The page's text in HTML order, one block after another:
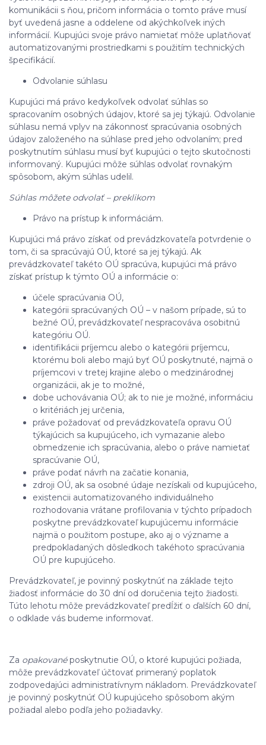
komunikácii s ňou, pričom informácia o tomto práve musí
byť uvedená jasne a oddelene od akýchkoľvek iných
informácií. Kupujúci svoje právo namietať môže uplatňovať
automatizovanými prostriedkami s použitím technických
špecifikácií.
Odvolanie súhlasu
Kupujúci má právo kedykoľvek odvolať súhlas so
spracovaním osobných údajov, ktoré sa jej týkajú. Odvolanie
súhlasu nemá vplyv na zákonnosť spracúvania osobných
údajov založeného na súhlase pred jeho odvolaním; pred
poskytnutím súhlasu musí byť kupujúci o tejto skutočnosti
informovaný. Kupujúci môže súhlas odvolať rovnakým
spôsobom, akým súhlas udelil.
Súhlas môžete odvolať – preklikom
Právo na prístup k informáciám.
Kupujúci má právo získať od prevádzkovateľa potvrdenie o
tom, či sa spracúvajú OÚ, ktoré sa jej týkajú. Ak
prevádzkovateľ takéto OÚ spracúva, kupujúci má právo
získať prístup k týmto OÚ a informácie o:
účele spracúvania OÚ,
kategórii spracúvaných OÚ – v našom prípade, sú to
bežné OÚ, prevádzkovateľ nespracováva osobitnú
kategóriu OÚ.
identifikácii príjemcu alebo o kategórii príjemcu,
ktorému boli alebo majú byť OÚ poskytnuté, najmä o
príjemcovi v tretej krajine alebo o medzinárodnej
organizácii, ak je to možné,
dobe uchovávania OÚ; ak to nie je možné, informáciu
o kritériách jej určenia,
práve požadovať od prevádzkovateľa opravu OÚ
týkajúcich sa kupujúceho, ich vymazanie alebo
obmedzenie ich spracúvania, alebo o práve namietať
spracúvanie OÚ,
práve podať návrh na začatie konania,
zdroji OÚ, ak sa osobné údaje nezískali od kupujúceho,
existencii automatizovaného individuálneho
rozhodovania vrátane profilovania v týchto prípadoch
poskytne prevádzkovateľ kupujúcemu informácie
najmä o použitom postupe, ako aj o význame a
predpokladaných dôsledkoch takéhoto spracúvania
OÚ pre kupujúceho.
Prevádzkovateľ, je povinný poskytnúť na základe tejto
žiadosť informácie do 30 dní od doručenia tejto žiadosti.
Túto lehotu môže prevádzkovateľ predĺžiť o ďalších 60 dní,
o odklade vás budeme informovať.
Za opakovanéposkytnutie OÚ, o ktoré kupujúci požiada,
môže prevádzkovateľ účtovať primeraný poplatok
zodpovedajúci administratívnym nákladom. Prevádzkovateľ
je povinný poskytnúť OÚ kupujúceho spôsobom akým
požiadal alebo podľa jeho požiadavky.